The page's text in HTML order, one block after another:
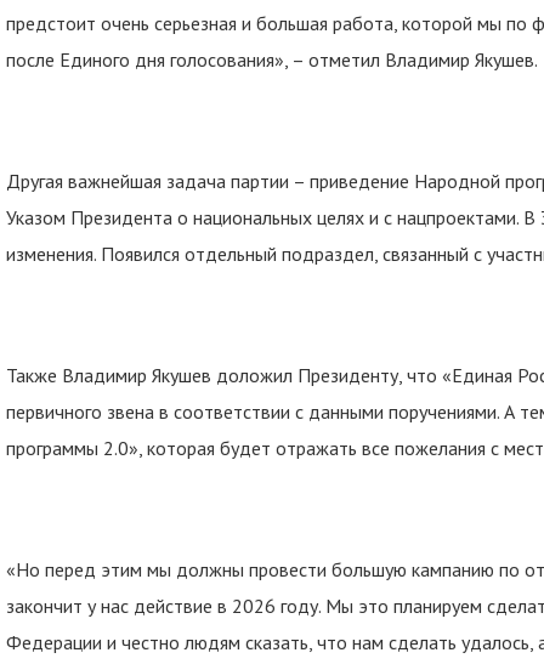
предстоит очень серьезная и большая работа, которой мы по
после Единого дня голосования», – отметил Владимир Якушев.
Другая важнейшая задача партии – приведение Народной
Указом Президента о национальных целях и с нацпроектами.
изменения. Появился отдельный подраздел, связанный с
Также Владимир Якушев доложил Президенту, что «Единая
первичного звена в соответствии с данными поручениями. А
программы 2.0», которая будет отражать все пожелания с
«Но перед этим мы должны провести большую кампанию по
закончит у нас действие в 2026 году. Мы это планируем
Федерации и честно людям сказать, что нам сделать